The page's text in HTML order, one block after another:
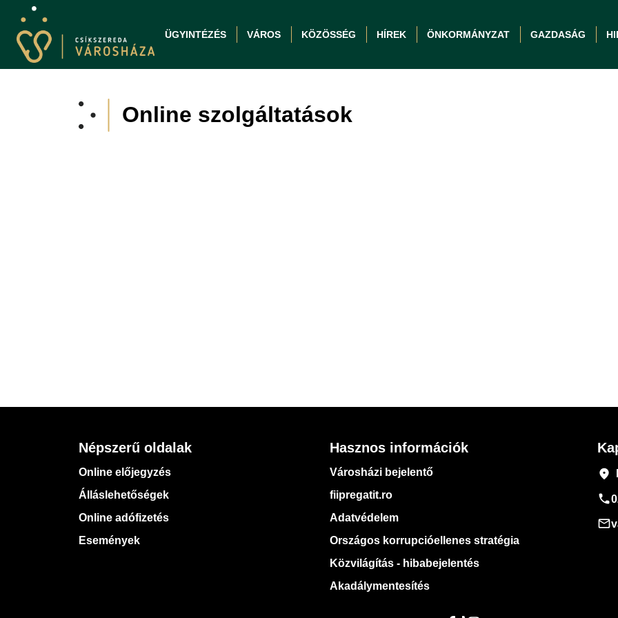
ÜGYINTÉZÉS VÁROS KÖZÖSSÉG HÍREK ÖNKORMÁNYZAT GAZDASÁG
Online szolgáltatások
Népszerű oldalak
Online előjegyzés
Álláslehetőségek
Online adófizetés
Események
Hasznos információk
Városházi bejelentő
fiipregatit.ro
Adatvédelem
Országos korrupcióellenes stratégia
Közvilágítás - hibabejelentés
Akadálymentesítés
place
phone
mail_outline